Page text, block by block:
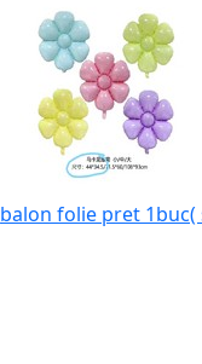
balon folie pret 1buc(